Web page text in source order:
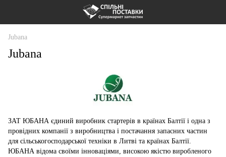
Jubana
Jubana
ЗАТ ЮБАНА єдиний виробник стартерів в країнах Балтії і одна з
провідних компанії з виробництва і постачання запасних частин
для сільськогосподарської техніки в Литві та країнах Балтії.
ЮБАНА відома своїми інноваціями, високою якістю виробленого